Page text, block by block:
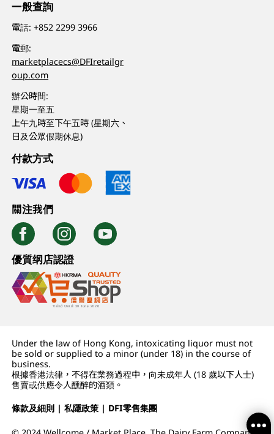
一般查詢
電話:+852 2299 3966
電郵:
marketplacecs@DFIretailgr
oup.com
辦公時間:
星期一至五
上午九時至下午五時 (星期六、
日及公眾假期休息)
付款方式
關注我們
優質纲店認證
Under the law of Hong Kong, intoxicating liquor must not
be sold or supplied to a minor (under 18) in the course of
business.
根據香港法律，不得在業務過程中，向未成年人 (18 歲以下人士)
售賣或供應令人醺醉的酒類。
條款及細則 |私隱政策 | DFI零售集團